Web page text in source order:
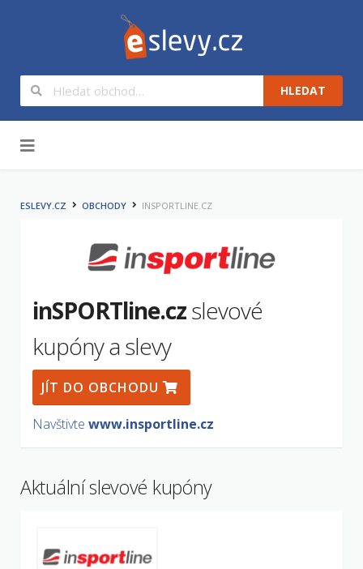
HLEDAT
ESLEVY.CZ OBCHODY INSPORTLINE.CZ
inSPORTline.czslevové
kupóny a slevy
JÍT DO OBCHODU
Navštivte www.insportline.cz
Aktuální slevové kupóny